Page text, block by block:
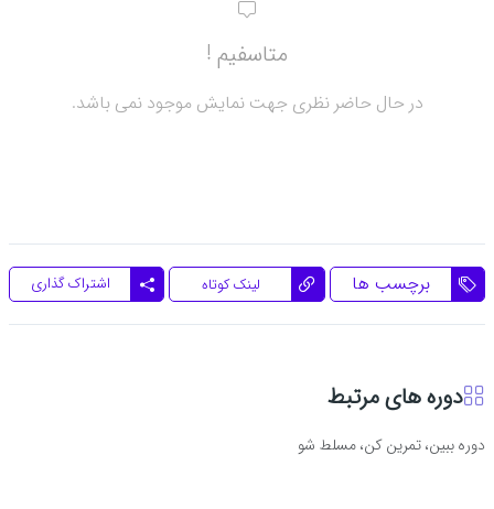
متاسفیم !
در حال حاضر نظری جهت نمایش موجود نمی باشد.
برچسب ها لینک کوتاه اشتراک گذاری
دوره های مرتبط
دوره ببین، تمرین کن، مسلط شو